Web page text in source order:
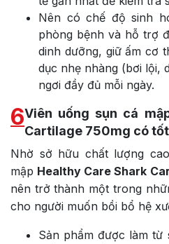
Nên có chế độ sinh
phòng bệnh và hỗ trợ
dinh dưỡng, giữ ấm cơ
dục nhẹ nhàng (bơi lội,
ngơi đầy đủ mỗi ngày.
6Viên uống sụn cá
Cartilage 750mg có
Nhờ sở hữu chất lượng
mập Healthy Care Shark
nên trở thành một trong
cho người muốn bồi bổ hệ
Sản phẩm được làm từ